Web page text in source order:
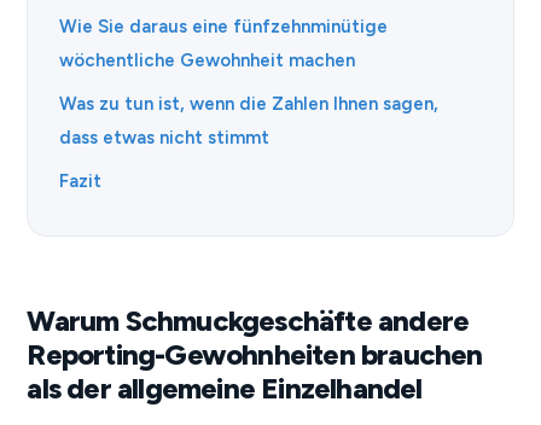
Wie Sie daraus eine fünfzehnminütige
wöchentliche Gewohnheit machen
Was zu tun ist, wenn die Zahlen Ihnen sagen,
dass etwas nicht stimmt
Fazit
Warum Schmuckgeschäfte andere
Reporting-Gewohnheiten brauchen
als der allgemeine Einzelhandel